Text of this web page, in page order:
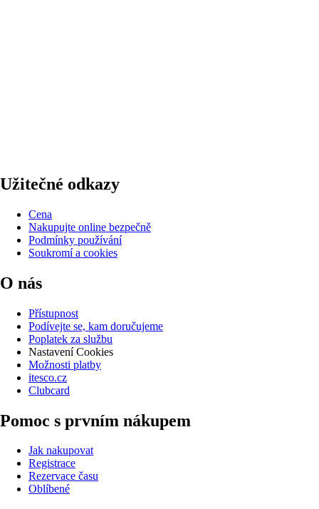
Užitečné odkazy
Cena
Nakupujte online bezpečně
Podmínky používání
Soukromí a cookies
O nás
Přístupnost
Podívejte se, kam doručujeme
Poplatek za službu
Nastavení Cookies
Možnosti platby
itesco.cz
Clubcard
Pomoc s prvním nákupem
Jak nakupovat
Registrace
Rezervace času
Oblíbené